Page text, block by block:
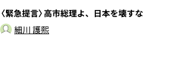
〈緊急提言〉高市総理よ、日本を壊すな
細川 護熙